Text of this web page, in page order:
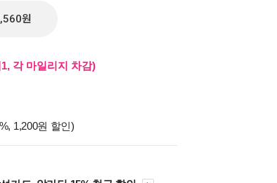
원
각 마일리지 차감)
1,200원 할인)